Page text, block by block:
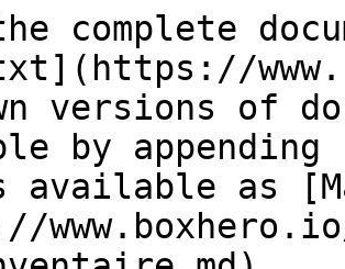
complete
versions of
by
available as